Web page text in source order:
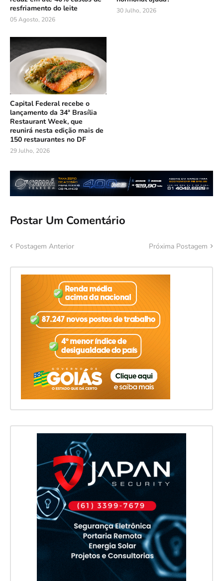
resfriamento do leite
05 Agosto, 2026
30 Julho, 2026
Capital Federal recebe o
lançamento da 34ª Brasília
Restaurant Week, que
reunirá nesta edição mais de
150 restaurantes no DF
29 Julho, 2026
Postar Um Comentário
Postagem Anterior Próxima Postagem